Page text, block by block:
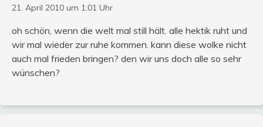
21. April 2010 um 1:01 Uhr
oh schön, wenn die welt mal still hält. alle hektik ruht und
wir mal wieder zur ruhe kommen. kann diese wolke nicht
auch mal frieden bringen? den wir uns doch alle so sehr
wünschen?